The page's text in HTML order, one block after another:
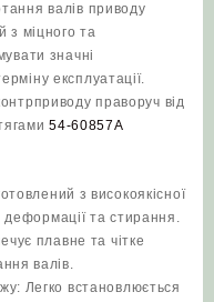
валів приводу
з міцного та
значні
експлуатації.
праворуч від
54-60857А
з високоякісної
деформації та стирання.
плавне та чітке
валів.
Легко встановлюється